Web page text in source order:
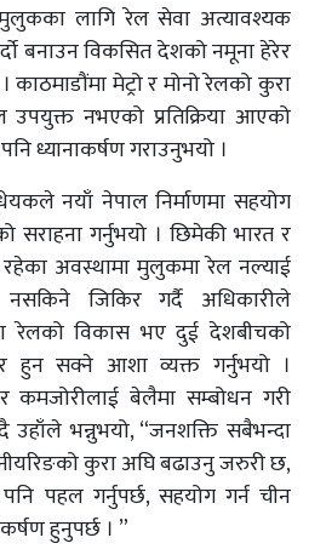
लागि रेल सेवा अत्यावश्यक
बनाउन विकसित देशको नमूना हेरेर
मेट्रो र मोनो रेलको कुरा
उपयुक्त नभएको प्रतिक्रिया आएको
ध्यानाकर्षण गराउनुभयो ।
नयाँ नेपाल निर्माणमा सहयोग
सराहना गर्नुभयो । छिमेकी भारत र
अवस्थामा मुलुकमा रेल नल्याई
नसकिने जिकिर गर्दै अधिकारीले
रेलको विकास भए दुई देशबीचको
हुन सक्ने आशा व्यक्त गर्नुभयो ।
बेलैमा सम्बोधन गरी
भन्नुभयो, “जनशक्ति सबैभन्दा
कुरा अघि बढाउनु जरुरी छ,
पनि पहल गर्नुपर्छ, सहयोग गर्न चीन
हुनुपर्छ । ”